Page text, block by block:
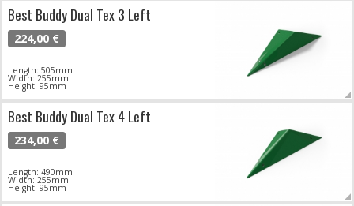
Best Buddy Dual Tex 3 Left
224,00 €
Length: 505mm
Width: 255mm
Height: 95mm
Best Buddy Dual Tex 4 Left
234,00 €
Length: 490mm
Width: 255mm
Height: 95mm